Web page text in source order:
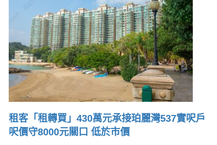
租客「租轉買」430萬元承接珀麗灣537實呎戶
呎價守8000元關口 低於市價